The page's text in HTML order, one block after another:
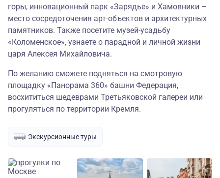
горы, инновационный парк «Зарядье» и Хамовники –
место сосредоточения арт-объектов и архитектурных
памятников. Также посетите музей-усадьбу
«Коломенское», узнаете о парадной и личной жизни
царя Алексея Михайловича.
По желанию сможете подняться на смотровую
площадку «Панорама 360» башни Федерация,
восхититься шедеврами Третьяковской галереи или
прогуляться по территории Кремля.
Экскурсионные туры